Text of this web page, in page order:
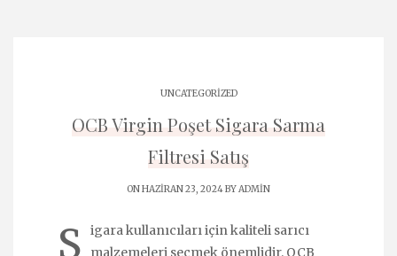
UNCATEGORIZED
OCB Virgin Poşet Sigara Sarma
Filtresi Satış
ON HAZIRAN 23, 2024 BYADMIN
S
igara kullanıcıları için kaliteli sarıcı
malzemeleri seçmek önemlidir. OCB